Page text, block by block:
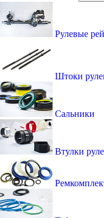
Рулевые
Штоки
Сальники
Втулки